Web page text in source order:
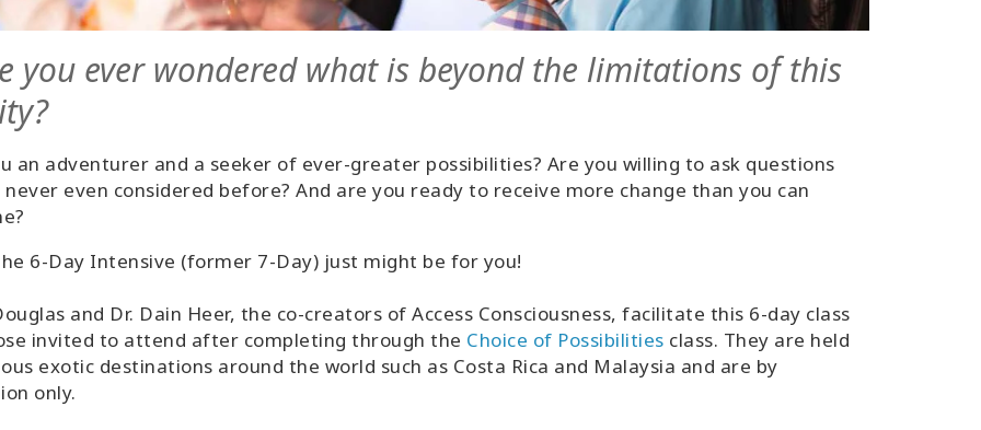
you ever wondered what is beyond the limitations of this
an adventurer and a seeker of ever-greater possibilities? Are you willing to ask questions
never even considered before? And are you ready to receive more change than you can
6-Day Intensive (former 7-Day) just might be for you!
and Dr. Dain Heer, the co-creators of Access Consciousness, facilitate this 6-day class
invited to attend after completing through the Choice of Possibilities class. They are held
exotic destinations around the world such as Costa Rica and Malaysia and are by
only.